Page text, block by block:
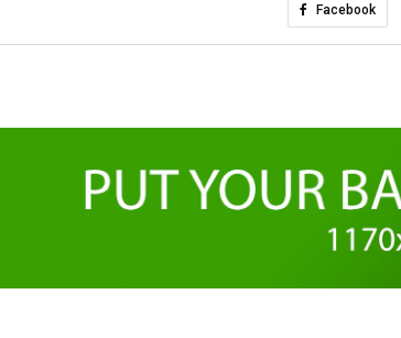
Facebook